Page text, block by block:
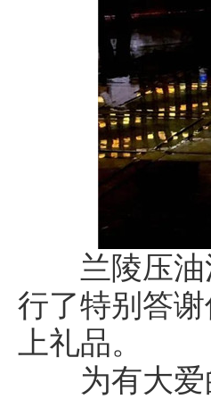
兰陵压油
行了特别答
上礼品。
为有大爱